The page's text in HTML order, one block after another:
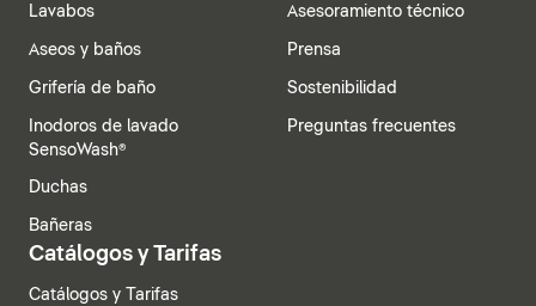
Lavabos
Aseos y baños
Grifería de baño
Inodoros de lavado
SensoWash®
Duchas
Bañeras
Asesoramiento técnico
Prensa
Sostenibilidad
Preguntas frecuentes
Catálogos y Tarifas
Catálogos y Tarifas